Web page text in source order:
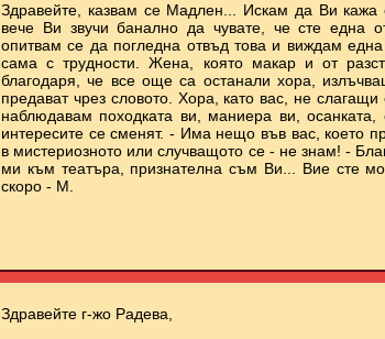
Здравейте, казвам се Мадлен... Искам да Ви кажа
вече Ви звучи банално да чувате, че сте една от
опитвам се да погледна отвъд това и виждам
сама с трудности. Жена, която макар и от
благодаря, че все още са останали хора,
предават чрез словото. Хора, като вас, не
наблюдавам походката ви, маниера ви,
интересите се сменят. - Има нещо във вас, което
в мистериозното или случващото се - не знам! -
ми към театъра, признателна съм Ви... Вие сте
скоро - М.
Здравейте г-жо Радева,